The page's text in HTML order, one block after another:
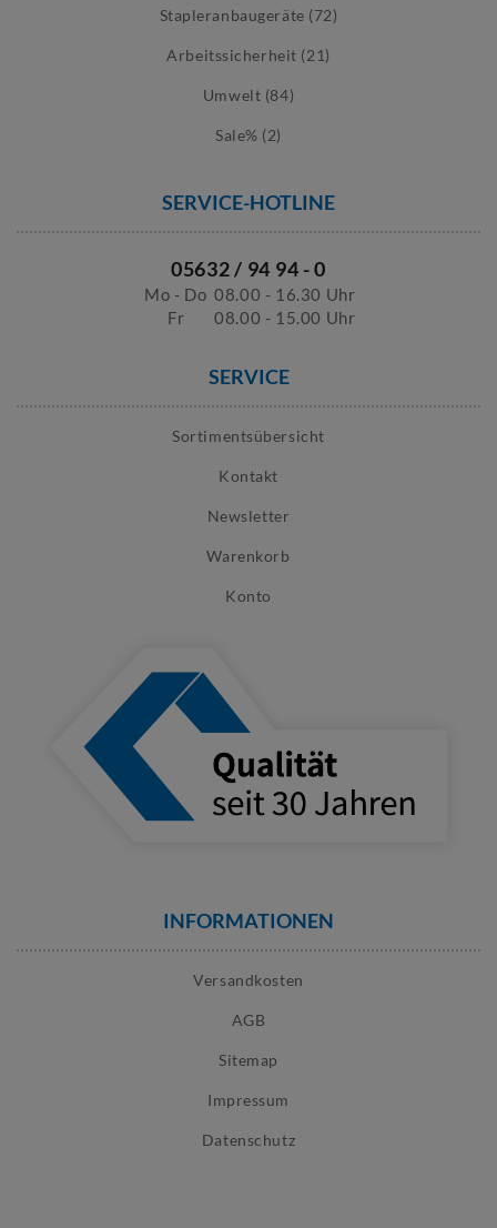
Stapleranbaugeräte (72)
Arbeitssicherheit (21)
Umwelt (84)
Sale% (2)
SERVICE-HOTLINE
05632 / 94 94 - 0
Mo - Do 08.00 - 16.30 Uhr
Fr
08.00 - 15.00 Uhr
SERVICE
Sortimentsübersicht
Kontakt
Newsletter
Warenkorb
Konto
INFORMATIONEN
Versandkosten
AGB
Sitemap
Impressum
Datenschutz